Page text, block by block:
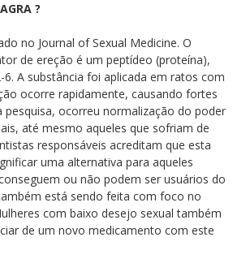
?
no Journal of Sexual Medicine. O
de ereção é um peptídeo (proteína),
6. A substância foi aplicada em ratos com
ocorre rapidamente, causando fortes
pesquisa, ocorreu normalização do poder
até mesmo aqueles que sofriam de
responsáveis acreditam que esta
uma alternativa para aqueles
ou não podem ser usuários do
está sendo feita com foco no
com baixo desejo sexual também
de um novo medicamento com este